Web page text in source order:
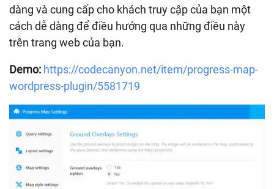
dàng và cung cấp cho khách truy cập của bạn một
cách dễ dàng để điều hướng qua những điều này
trên trang web của bạn.
Demo: https://codecanyon.net/item/progress-map-
wordpress-plugin/5581719